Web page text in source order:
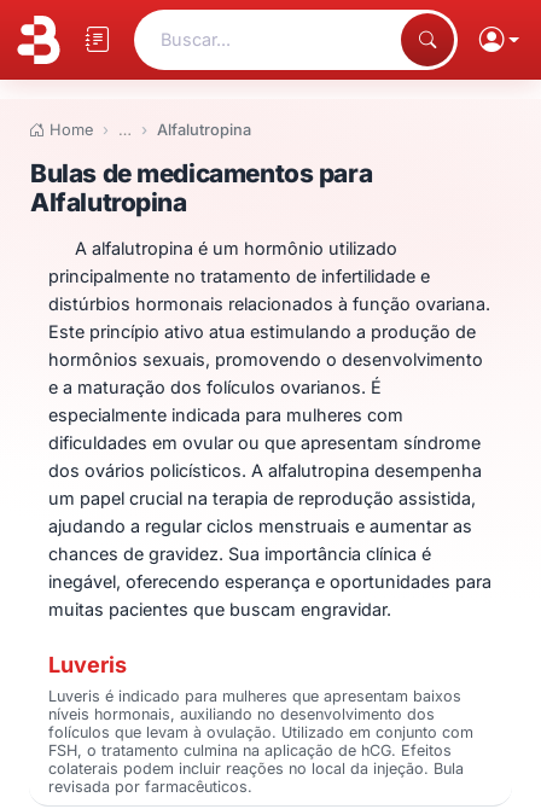
Buscar...
Home … Alfalutropina
Bulas de medicamentos para
Bulas de medicamentos para
Alfalutropina
A alfalutropina é um hormônio utilizado
principalmente no tratamento de infertilidade e
distúrbios hormonais relacionados à função ovariana.
Este princípio ativo atua estimulando a produção de
hormônios sexuais, promovendo o desenvolvimento
e a maturação dos folículos ovarianos. É
especialmente indicada para mulheres com
dificuldades em ovular ou que apresentam síndrome
dos ovários policísticos. A alfalutropina desempenha
um papel crucial na terapia de reprodução assistida,
ajudando a regular ciclos menstruais e aumentar as
chances de gravidez. Sua importância clínica é
inegável, oferecendo esperança e oportunidades para
muitas pacientes que buscam engravidar.
Luveris
Luveris é indicado para mulheres que apresentam baixos
níveis hormonais, auxiliando no desenvolvimento dos
folículos que levam à ovulação. Utilizado em conjunto com
FSH, o tratamento culmina na aplicação de hCG. Efeitos
colaterais podem incluir reações no local da injeção. Bula
revisada por farmacêuticos.